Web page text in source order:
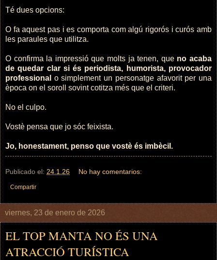
Té dues opcions:
O fa aquest pas i es comporta com algú rigorós i curós amb
les paraules que utilitza.
O confirma la impressió que molts ja tenen, que no acaba
de quedar clar si és periodista, humorista, provocador
professional o simplement un personatge afavorit per una
època on el soroll sovint cotitza més que el criteri.
No el culpo.
Vostè pensa que jo sóc feixista.
Jo, honestament, penso que vostè és imbècil.
Publicado el: 24.1.26 No hay comentarios:
Compartir
viernes, 23 de enero de 2026
EL TOP MANTA NO ÉS UNA
ATRACCIÓ TURÍSTICA